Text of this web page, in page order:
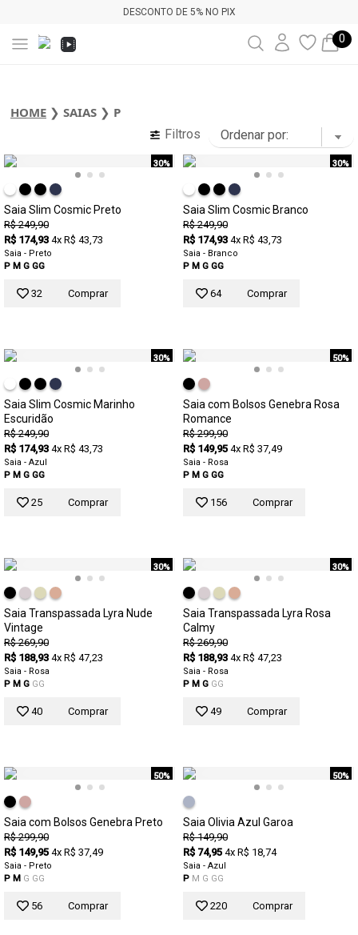
DESCONTO DE 5% NO PIX
0
HOME ❯ SAIAS ❯ P
Filtros
30%
Saia Slim Cosmic Preto
R$ 249,90
R$ 174,93 4x R$ 43,73
Saia - Preto
P M G GG
32 Comprar
30%
Saia Slim Cosmic Branco
R$ 249,90
R$ 174,93 4x R$ 43,73
Saia - Branco
P M G GG
64 Comprar
30%
Saia Slim Cosmic Marinho
Escuridão
R$ 249,90
R$ 174,93 4x R$ 43,73
Saia - Azul
P M G GG
25 Comprar
50%
Saia com Bolsos Genebra Rosa
Romance
R$ 299,90
R$ 149,95 4x R$ 37,49
Saia - Rosa
P M G GG
156 Comprar
30%
Saia Transpassada Lyra Nude
Vintage
R$ 269,90
R$ 188,93 4x R$ 47,23
Saia - Rosa
P M G GG
40 Comprar
30%
Saia Transpassada Lyra Rosa
Calmy
R$ 269,90
R$ 188,93 4x R$ 47,23
Saia - Rosa
P M G GG
49 Comprar
50%
Saia com Bolsos Genebra Preto
R$ 299,90
R$ 149,95 4x R$ 37,49
Saia - Preto
P M G GG
56 Comprar
50%
Saia Olivia Azul Garoa
R$ 149,90
R$ 74,95 4x R$ 18,74
Saia - Azul
P M G GG
220 Comprar